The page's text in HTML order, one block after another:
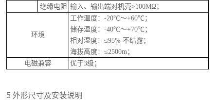
绝缘电阻 输入、输出端对机壳>100MΩ；
环境
工作温度：-20℃～+60℃；
储存温度：-40℃～+70℃；
相对湿度：≤95% 不结露；
海拔高度：≤2500m；
电磁兼容
优于3级；
5 外形尺寸及安装说明